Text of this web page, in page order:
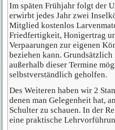
Im späten Frühjahr folgt der
erwirbt jedes Jahr zwei
Mitglied kostenlos
Friedfertigkeit, Honigertrag
Verpaarungen zur eigenen
beziehen kann.
außerhalb dieser Termine
selbstverständlich geholfen.
Des Weiteren haben wir 2
denen man Gelegenheit hat,
Schulter zu schauen. In der
eine praktische